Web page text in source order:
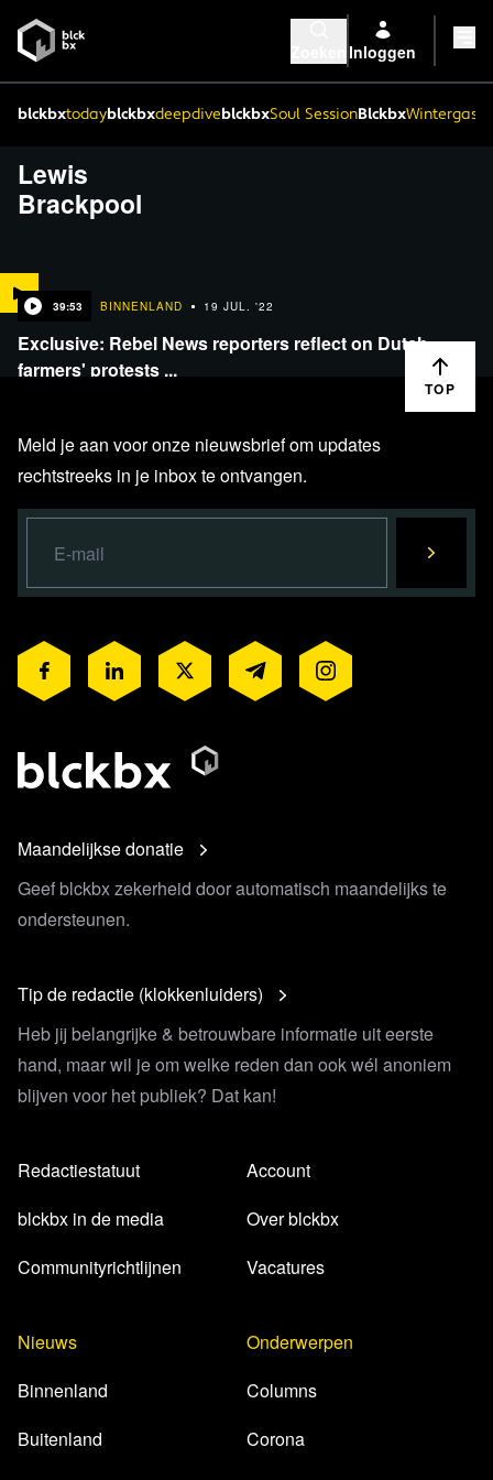
Inloggen
blckbxtodayblckbxdeepdiveblckbxSoul SessionBlckbx
Lewis
Brackpool
39:53 BINNENLAND 19 JUL. '22
Exclusive: Rebel News reporters reflect on Dutch
farmers' protests ...
TOP
Meld je aan voor onze nieuwsbrief om updates
rechtstreeks in je inbox te ontvangen.
Maandelijkse donatie
Geef blckbx zekerheid door automatisch maandelijks te
ondersteunen.
Tip de redactie (klokkenluiders)
Heb jij belangrijke & betrouwbare informatie uit eerste
hand, maar wil je om welke reden dan ook wél anoniem
blijven voor het publiek? Dat kan!
Redactiestatuut
blckbx in de media
Communityrichtlijnen
Account
Over blckbx
Vacatures
Nieuws
Binnenland
Buitenland
Onderwerpen
Columns
Corona